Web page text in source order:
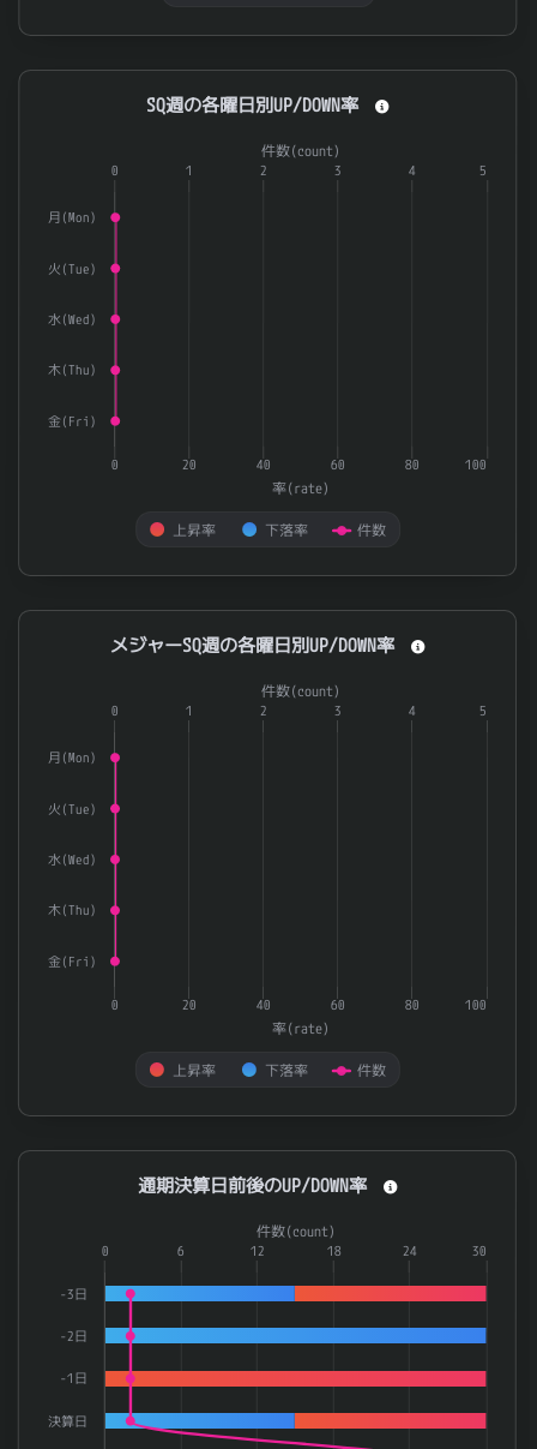
End of interactive chart.
SQ週の各曜日別UP/DOWN率
Combination chart with 3 data series.
The chart has 1 X axis displaying categories.
率(rate)
件数(count)
上昇率 下落率 件数
月(Mon)
火(Tue)
水(Wed)
木(Thu)
金(Fri)
0 20 40 60 80 100
0 1 2 3 4 5
SQ週の各曜日別UP/DOWN率
End of interactive chart.
メジャーSQ週の各曜日別UP/DOWN率
Combination chart with 3 data series.
The chart has 1 X axis displaying categories.
率(rate)
件数(count)
上昇率 下落率 件数
月(Mon)
火(Tue)
水(Wed)
木(Thu)
金(Fri)
0 20 40 60 80 100
0 1 2 3 4 5
メジャーSQ週の各曜日別UP/DOWN率
End of interactive chart.
通期決算日前後のUP/DOWN率
Combination chart with 3 data series.
The chart has 1 X axis displaying categories.
The chart has 2 Y axes displaying 率(rate) and 件数(count).
件数(count)
-3日
-2日
-1日
決算日
0 30
6 12 18 24
通期決算日前後のUP/DOWN率